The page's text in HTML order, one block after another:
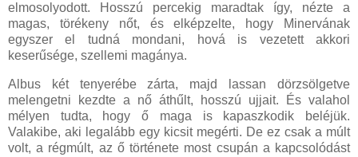
elmosolyodott. Hosszú percekig maradtak így, nézte a
magas, törékeny nőt, és elképzelte, hogy Minervának
egyszer el tudná mondani, hová is vezetett akkori
keserűsége, szellemi magánya.
Albus két tenyerébe zárta, majd lassan dörzsölgetve
melengetni kezdte a nő áthűlt, hosszú ujjait. És valahol
mélyen tudta, hogy ő maga is kapaszkodik beléjük.
Valakibe, aki legalább egy kicsit megérti. De ez csak a múlt
volt, a régmúlt, az ő története most csupán a kapcsolódást